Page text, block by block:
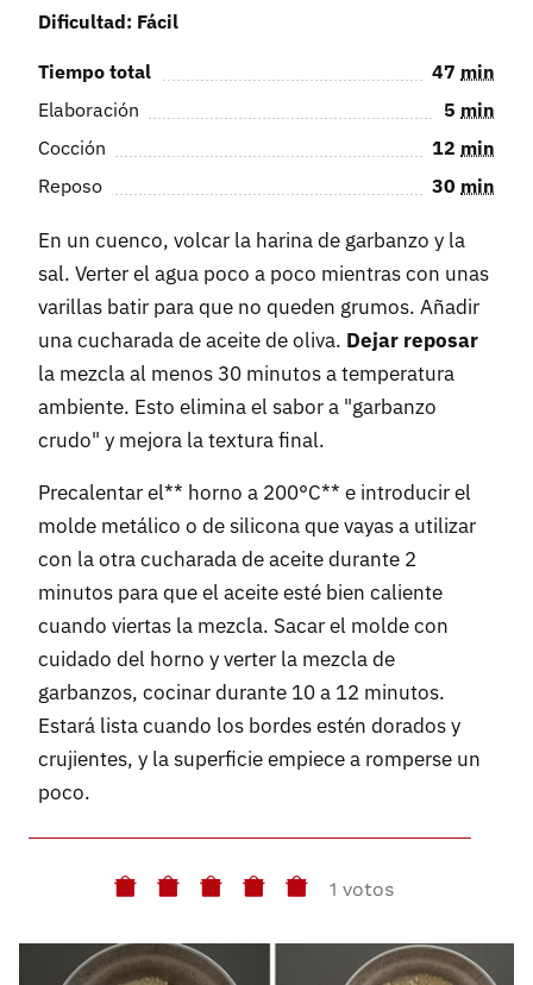
Dificultad: Fácil
Tiempo total 47 min
Elaboración
5 min
Cocción
12 min
Reposo
30 min
En un cuenco, volcar la harina de garbanzo y la
sal. Verter el agua poco a poco mientras con unas
varillas batir para que no queden grumos. Añadir
una cucharada de aceite de oliva. Dejar reposar
la mezcla al menos 30 minutos a temperatura
ambiente. Esto elimina el sabor a "garbanzo
crudo" y mejora la textura final.
Precalentar el** horno a 200°C** e introducir el
molde metálico o de silicona que vayas a utilizar
con la otra cucharada de aceite durante 2
minutos para que el aceite esté bien caliente
cuando viertas la mezcla. Sacar el molde con
cuidado del horno y verter la mezcla de
garbanzos, cocinar durante 10 a 12 minutos.
Estará lista cuando los bordes estén dorados y
crujientes, y la superficie empiece a romperse un
poco.
1 votos